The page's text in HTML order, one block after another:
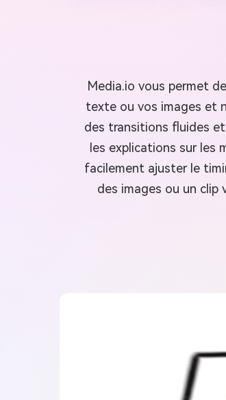
Media.io vous permet
texte ou vos images et
des transitions fluides
les explications sur les
facilement ajuster le
des images ou un